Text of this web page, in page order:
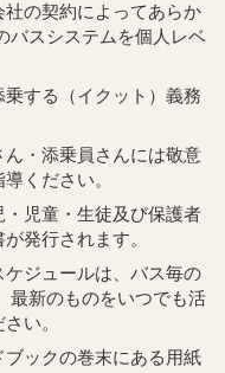
の契約によってあらか
バスシステムを個人レベ
する（イクット）義務
・添乗員さんには敬意
ください。
児童・生徒及び保護者
発行されます。
ジュールは、バス毎の
最新のものをいつでも活
い。
ックの巻末にある用紙